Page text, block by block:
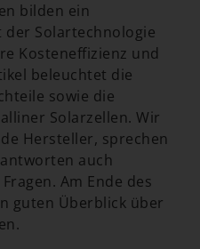
bilden ein
der Solartechnologie
Kosteneffizienz und
beleuchtet die
sowie die
Solarzellen. Wir
Hersteller, sprechen
auch
Am Ende des
guten Überblick über